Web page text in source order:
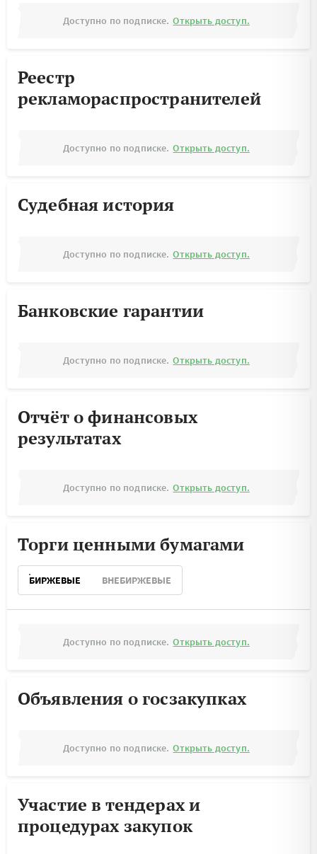
Доступно по подписке. Открыть доступ.
Реестр
рекламораспространителей
Доступно по подписке. Открыть доступ.
Судебная история
Доступно по подписке. Открыть доступ.
Банковские гарантии
Доступно по подписке. Открыть доступ.
Отчёт о финансовых
результатах
Доступно по подписке. Открыть доступ.
Торги ценными бумагами
БИРЖЕВЫЕ ВНЕБИРЖЕВЫЕ
Доступно по подписке. Открыть доступ.
Объявления о госзакупках
Доступно по подписке. Открыть доступ.
Участие в тендерах и
процедурах закупок